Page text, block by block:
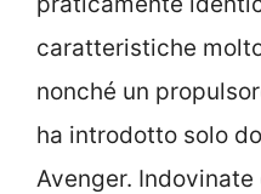
caratteristiche
nonché un
ha introdotto solo
Avenger.